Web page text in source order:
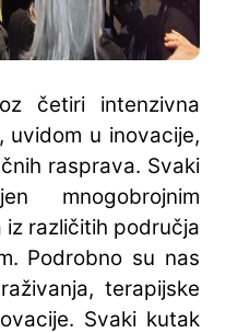
četiri intenzivna
uvidom u inovacije,
rasprava. Svaki
mnogobrojnim
različitih područja
Podrobno su nas
terapijske
Svaki kutak